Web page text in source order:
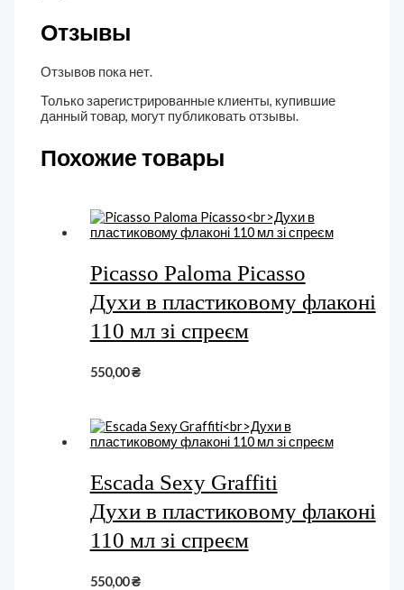
Отзывы
Отзывов пока нет.
Только зарегистрированные клиенты, купившие
данный товар, могут публиковать отзывы.
Похожие товары
Picasso Paloma Picasso
Духи в пластиковому флаконі
110 мл зі спреєм
550,00₴
Escada Sexy Graffiti
Духи в пластиковому флаконі
110 мл зі спреєм
550,00₴